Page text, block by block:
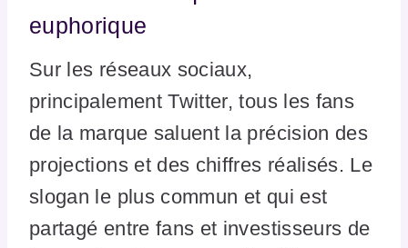
euphorique
Sur les réseaux sociaux,
principalement Twitter, tous les fans
de la marque saluent la précision des
projections et des chiffres réalisés. Le
slogan le plus commun et qui est
partagé entre fans et investisseurs de